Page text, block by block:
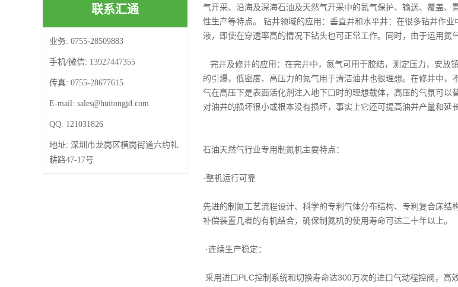
联系汇通
业务: 0755-28509883
手机/微信: 13927447355
传真: 0755-28677615
E-mail: ‍ sales@huitongjd.com
QQ: 121031826
地址: 深圳市龙岗区横岗街道六约礼
耕路47-17号
气开采、沿海及深海石油及天然气开采中的氮气保护、输送、覆盖
性生产等特点。 钻井领域的应用：垂直井和水平井：在很多钻井作
液，即使在穿透率高的情况下钻头也可正常工作。同时，由于运用氮
完井及修井的应用：在完井中，氮气可用于胶结，测定压力，安放
的引爆，低密度、高压力的氮气用于清洁油井也很理想。在修井中
气在高压下是表面活化剂注入地下口时的理想载体，高压的气氛可
对油井的损坏很小或根本没有损坏，事实上它还可提高油井产量和延
石油天然气行业专用制氮机主要特点：
·整机运行可靠
先进的制氮工艺流程设计、科学的专利气体分布结构、专利复合床
补偿装置几者的有机结合，确保制氮机的使用寿命可达二十年以上。
·连续生产稳定：
采用进口PLC控制系统和切换寿命达300万次的进口气动程控阀，高